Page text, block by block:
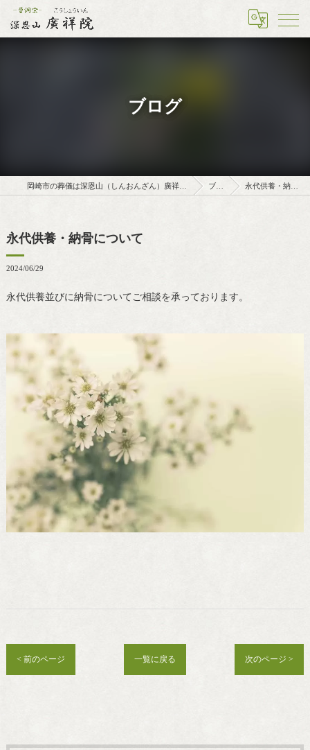
ブログ
岡崎市の葬儀は深恩山（しんおんざん）廣祥院（こうしょういん） ブログ 永代供養・納骨について
永代供養・納骨について
2024/06/29
永代供養並びに納骨についてご相談を承っております。
< 前のページ 一覧に戻る 次のページ >